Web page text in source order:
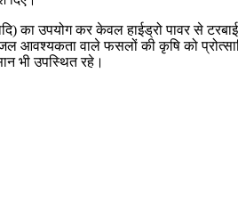
का उपयोग कर केवल हाईड्रो पावर से
आवश्यकता वाले फसलों की कृषि को
भी उपस्थित रहे।